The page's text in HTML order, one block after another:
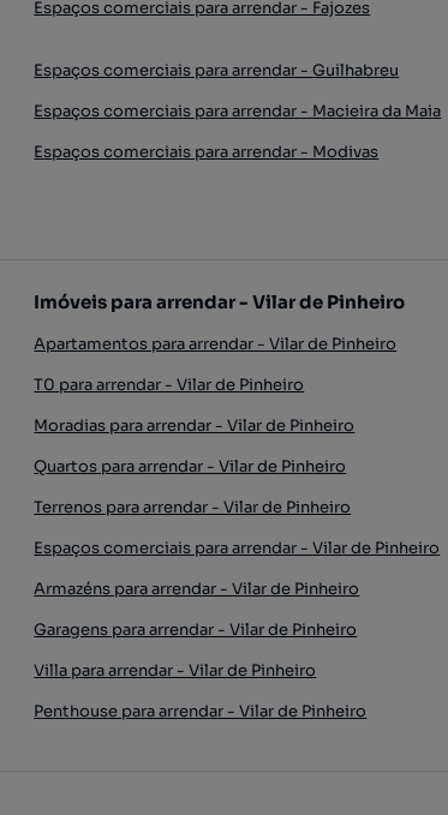
Espaços comerciais para arrendar - Fajozes
Espaços comerciais para arrendar - Guilhabreu
Espaços comerciais para arrendar - Macieira da Maia
Espaços comerciais para arrendar - Modivas
Imóveis para arrendar - Vilar de Pinheiro
Apartamentos para arrendar - Vilar de Pinheiro
T0 para arrendar - Vilar de Pinheiro
Moradias para arrendar - Vilar de Pinheiro
Quartos para arrendar - Vilar de Pinheiro
Terrenos para arrendar - Vilar de Pinheiro
Espaços comerciais para arrendar - Vilar de Pinheiro
Armazéns para arrendar - Vilar de Pinheiro
Garagens para arrendar - Vilar de Pinheiro
Villa para arrendar - Vilar de Pinheiro
Penthouse para arrendar - Vilar de Pinheiro